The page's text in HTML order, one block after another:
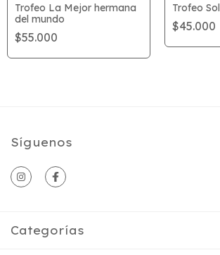
Trofeo La Mejor hermana
del mundo
$55.000
Trofeo Sol
$45.000
Síguenos
Categorías